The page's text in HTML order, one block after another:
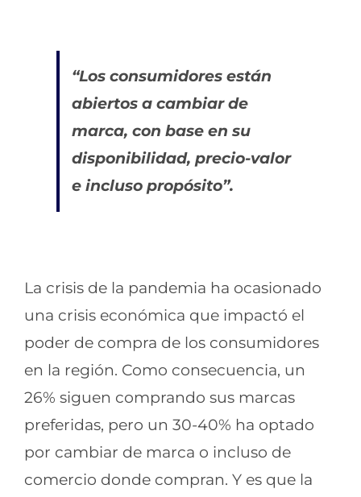
“Los consumidores están
abiertos a cambiar de
marca, con base en su
disponibilidad, precio-valor
e incluso propósito”.
La crisis de la pandemia ha ocasionado
una crisis económica que impactó el
poder de compra de los consumidores
en la región. Como consecuencia, un
26% siguen comprando sus marcas
preferidas, pero un 30-40% ha optado
por cambiar de marca o incluso de
comercio donde compran. Y es que la